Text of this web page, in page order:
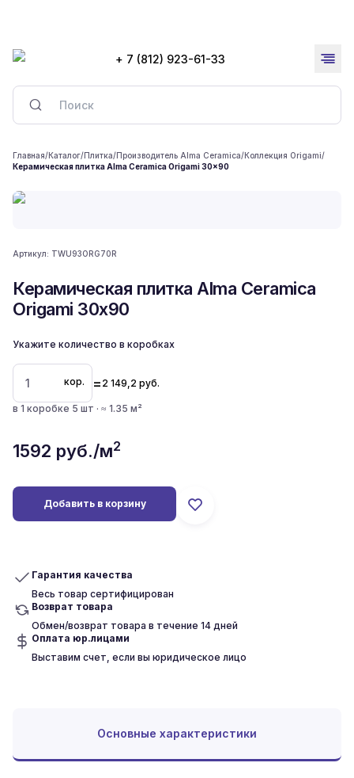
+ 7 (812) 923-61-33
Главная/Каталог/Плитка/Производитель Alma Ceramica/Коллекция Origami/
Керамическая плитка Alma Ceramica Origami 30x90
Артикул: TWU93ORG70R
Керамическая плитка Alma Ceramica
Origami 30x90
Укажите количество в коробках
кор. = 2 149,2 руб.
в 1 коробке 5 шт · ≈ 1.35 м²
1592 руб./м2
Добавить в корзину
Гарантия качества
Весь товар сертифицирован
Возврат товара
Обмен/возврат товара в течение 14 дней
Оплата юр.лицами
Выставим счет, если вы юридическое лицо
Основные характеристики